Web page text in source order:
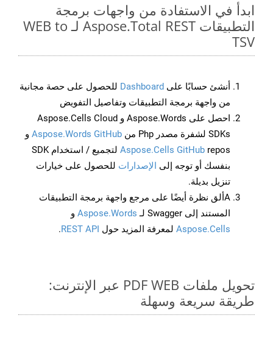
ابدأ في الاستفادة من واجهات برمجة
التطبيقات Aspose.Total REST لـ WEB to
TSV
أنشئ حسابًا على Dashboard للحصول على حصة مجانية
من واجهة برمجة التطبيقات وتفاصيل التفويض
احصل على Aspose.Words و Aspose.Cells Cloud
SDKs لشفرة مصدر Php من
Aspose.Words GitHub و
Aspose.Cells GitHub
repos لتجميع / استخدام SDK
بنفسك أو توجه إلى الإصدارات للحصول على خيارات
تنزيل بديلة.
Aألق نظرة أيضًا على مرجع واجهة برمجة التطبيقات
المستند إلى Swagger لـ
Aspose.Words و
Aspose.Cells لمعرفة المزيد حول REST API
.
تحويل ملفات PDF WEB عبر الإنترنت:
طريقة سريعة وسهلة